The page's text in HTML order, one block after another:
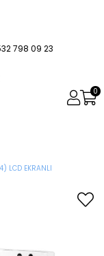
798 09 23
0
LCD EKRANLI